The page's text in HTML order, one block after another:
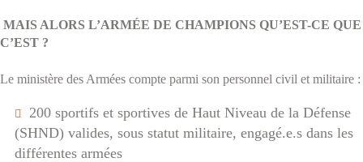
MAIS ALORS L’ARMÉE DE CHAMPIONS QU’EST-CE QUE
C’EST ?
Le ministère des Armées compte parmi son personnel civil et militaire :
200 sportifs et sportives de Haut Niveau de la Défense
(SHND) valides, sous statut militaire, engagé.e.s dans les
différentes armées